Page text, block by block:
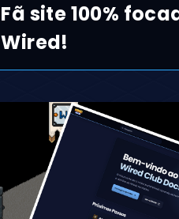
Fã site 100%
Wired!